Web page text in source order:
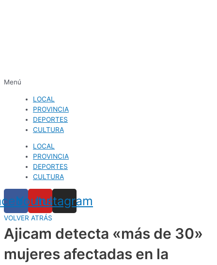
Menú
LOCAL
PROVINCIA
DEPORTES
CULTURA
LOCAL
PROVINCIA
DEPORTES
CULTURA
Youtube
Instagram
VOLVER ATRÁS
Ajicam detecta «más de 30»
mujeres afectadas en la